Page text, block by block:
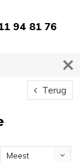
94 81 76
Terug
Meest